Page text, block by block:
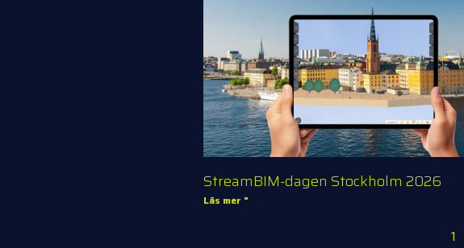
StreamBIM-dagen Stockholm 2026
Läs mer "
1